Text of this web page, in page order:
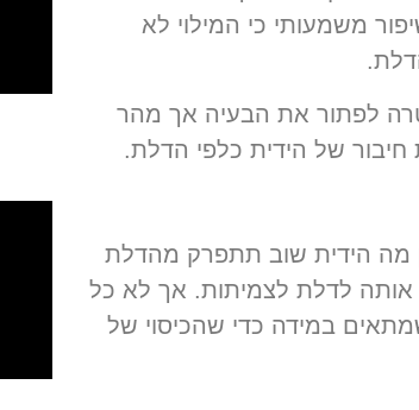
משמעותי כי המילוי לא
לפתור את הבעיה אך מהר
של הידית כלפי הדלת.
מה הידית שוב תתפרק מהדלת
אותה לדלת לצמיתות. אך לא כל
במידה כדי שהכיסוי של